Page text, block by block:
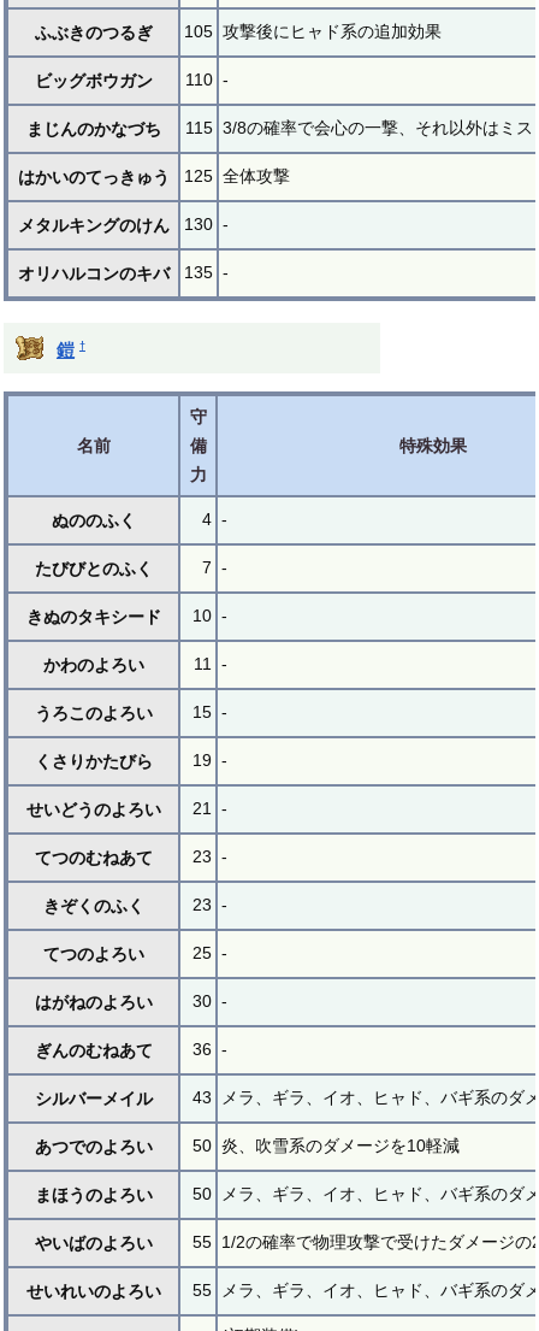
ふぶきのつるぎ 105 攻撃後にヒャド系の追加効果
ビッグボウガン 110 -
まじんのかなづち 115 3/8の確率で会心の一撃、それ以外はミス
はかいのてっきゅう 125 全体攻撃
メタルキングのけん 130 -
オリハルコンのキバ 135 -
鎧 †
名前
守
備
力
特殊効果
ぬののふく 4 -
たびびとのふく 7 -
きぬのタキシード 10 -
かわのよろい 11 -
うろこのよろい 15 -
くさりかたびら 19 -
せいどうのよろい 21 -
てつのむねあて 23 -
きぞくのふく 23 -
てつのよろい 25 -
はがねのよろい 30 -
ぎんのむねあて 36 -
シルバーメイル 43 メラ、ギラ、イオ、ヒャド、バギ系のダ
あつでのよろい 50 炎、吹雪系のダメージを10軽減
まほうのよろい 50 メラ、ギラ、イオ、ヒャド、バギ系のダ
やいばのよろい 55 1/2の確率で物理攻撃で受けたダメージの
せいれいのよろい 55 メラ、ギラ、イオ、ヒャド、バギ系のダ